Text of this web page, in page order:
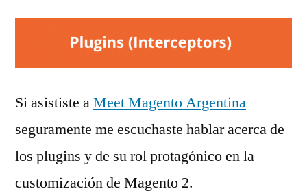
Si asististe aMeet Magento Argentina
seguramente me escuchaste hablar acerca de
los plugins y de su rol protagónico en la
customización de Magento 2.